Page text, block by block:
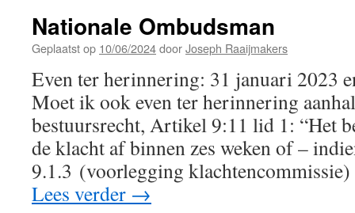
Nationale Ombudsman
Geplaatst op 10/06/2024doorJoseph Raaijmakers
Even ter herinnering: 31 januari 2023
Moet ik ook even ter herinnering
bestuursrecht, Artikel 9:11 lid 1: “Het
de klacht af binnen zes weken of –
9.1.3 (voorlegging
Lees verder →